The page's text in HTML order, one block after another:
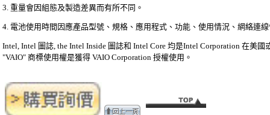
3. 重量會因組態及製造差異而有所不同。
4. 電池使用時間因應產品型號、規格、應用程式、功能、使用情況、網絡連
Intel, Intel 圖誌, the Intel Inside 圖誌和 Intel Core 均是Intel Corporation 在美國
"VAIO" 商標使用權是獲得 VAIO Corporation 授權使用。